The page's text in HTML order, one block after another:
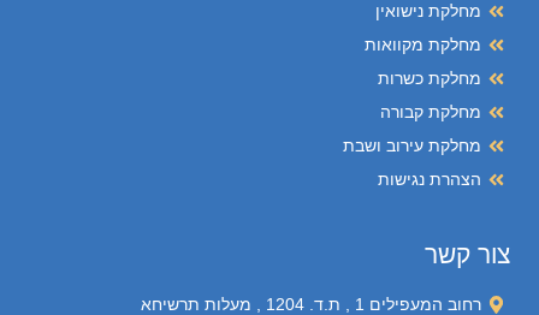
מחלקת נישואין
מחלקת מקוואות
מחלקת כשרות
מחלקת קבורה
מחלקת עירוב ושבת
הצהרת נגישות
צור קשר
רחוב המעפילים 1 , ת.ד. 1204 , מעלות תרשיחא